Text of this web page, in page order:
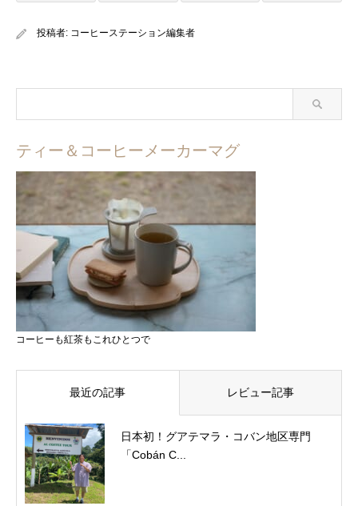
投稿者: コーヒーステーション編集者
ティー＆コーヒーメーカーマグ
コーヒーも紅茶もこれひとつで
最近の記事 レビュー記事
日本初！グアテマラ・コバン地区専門
「Cobán C...